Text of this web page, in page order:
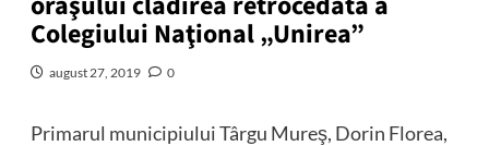
Colegiului Naţional „Unirea”
august 27, 2019 0
Primarul municipiului Târgu Mureş, Dorin Florea,